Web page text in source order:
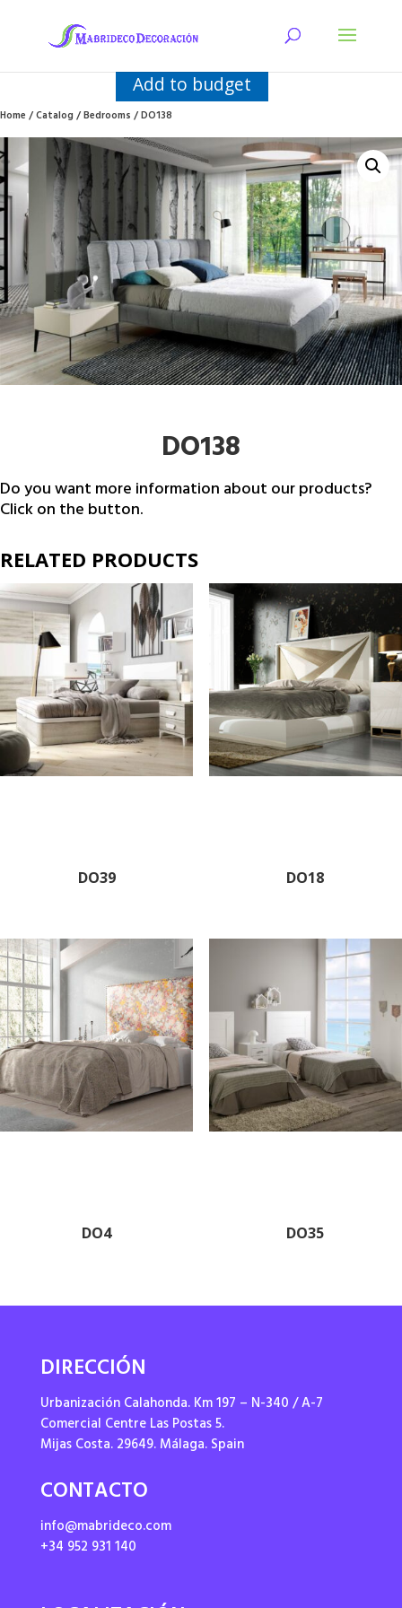
Add to budget
Home/Catalog/Bedrooms/ DO138
DO138
Do you want more information about our products?
Click on the button.
RELATED PRODUCTS
DO39 DO18
DO4 DO35
DIRECCIÓN
Urbanización Calahonda. Km 197 – N-340 / A-7
Comercial Centre Las Postas 5.
Mijas Costa. 29649. Málaga. Spain
CONTACTO
info@mabrideco.com
+34 952 931 140